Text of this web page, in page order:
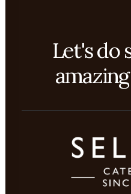
Let's do